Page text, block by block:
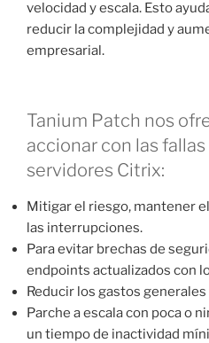
velocidad y escala. Esto
reducir la complejidad y
empresarial.
Tanium Patch nos
accionar con las
servidores Citrix:
Mitigar el riesgo, mantener
las interrupciones.
Para evitar brechas de
endpoints actualizados con
Reducir los gastos
Parche a escala con poca o
un tiempo de inactividad